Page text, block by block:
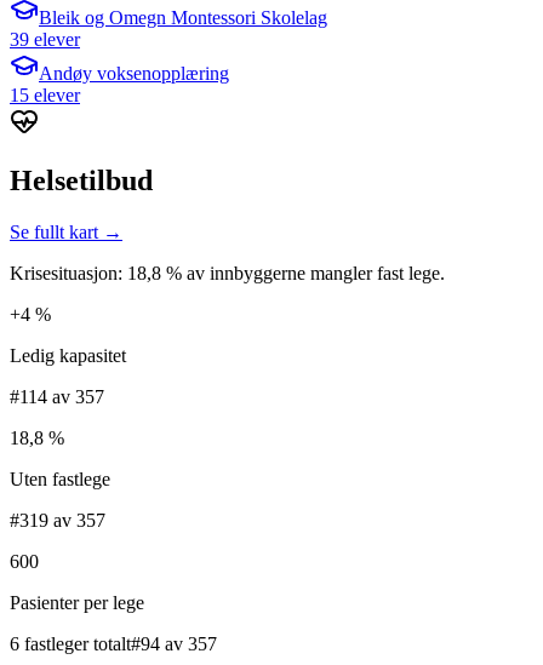
Bleik og Omegn Montessori Skolelag
39 elever
Andøy voksenopplæring
15 elever
Helsetilbud
Se fullt kart →
Krisesituasjon: 18,8 % av innbyggerne mangler fast lege.
+4 %
Ledig kapasitet
#114 av 357
18,8 %
Uten fastlege
#319 av 357
600
Pasienter per lege
6 fastleger totalt#94 av 357